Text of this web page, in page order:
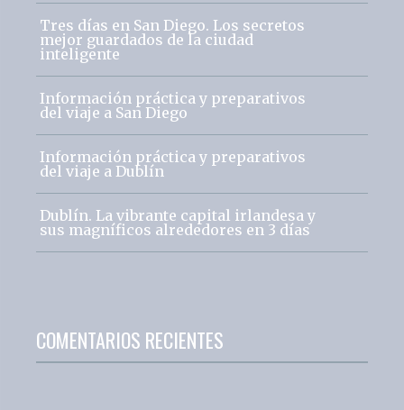
Tres días en San Diego. Los secretos
mejor guardados de la ciudad
inteligente
Información práctica y preparativos
del viaje a San Diego
Información práctica y preparativos
del viaje a Dublín
Dublín. La vibrante capital irlandesa y
sus magníficos alrededores en 3 días
COMENTARIOS RECIENTES